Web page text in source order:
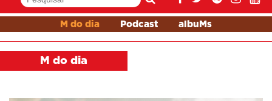
M do dia Podcast albuMs
M do dia